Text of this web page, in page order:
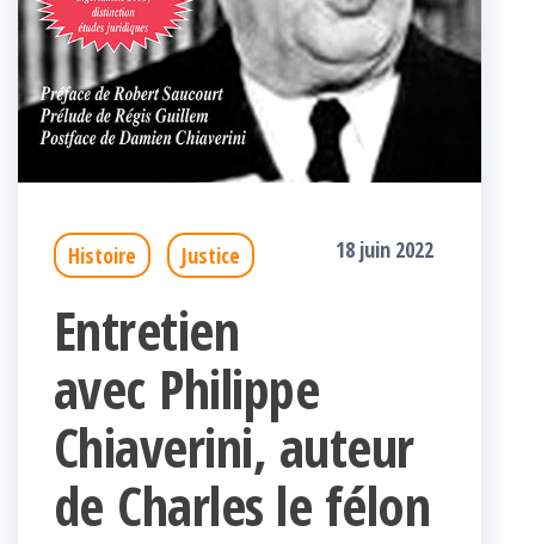
Histoire Justice 18 juin 2022
Entretien
avec Philippe
Chiaverini, auteur
de Charles le félon